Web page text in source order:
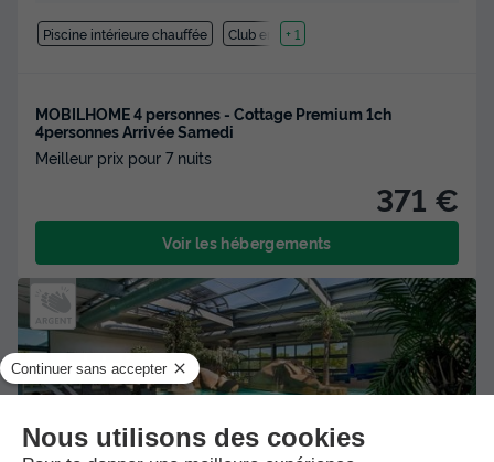
Piscine intérieure chauffée Club enfant
+ 1
MOBILHOME 4 personnes - Cottage Premium 1ch
4personnes Arrivée Samedi
Meilleur prix pour 7 nuits
371 €
Voir les hébergements